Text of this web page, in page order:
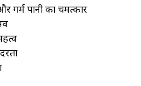
गर्म पानी का चमत्कार